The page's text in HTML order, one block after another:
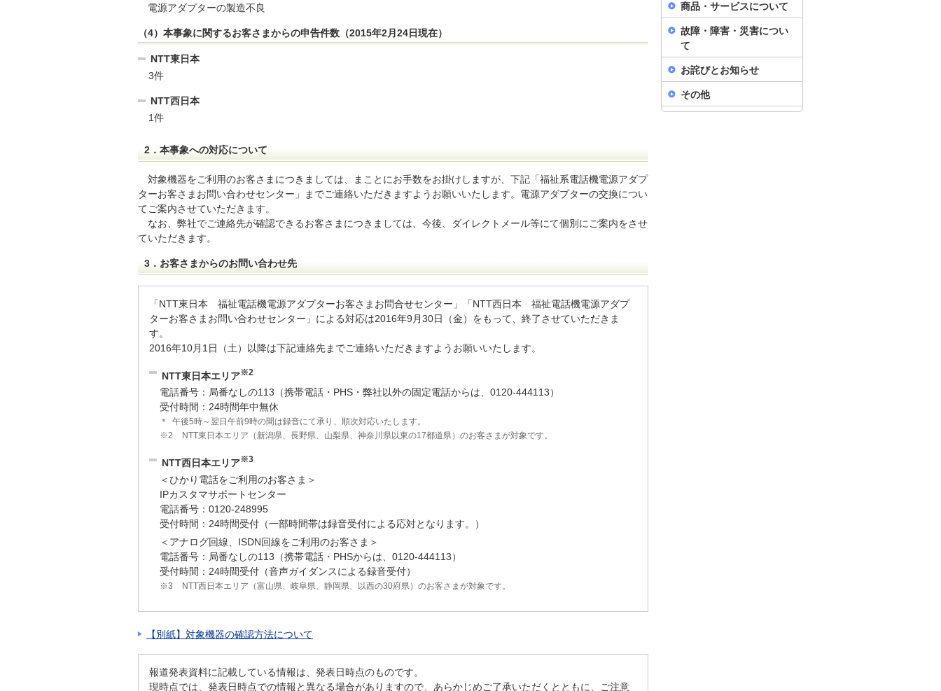
電源アダプターの製造不良
（4）本事象に関するお客さまからの申告件数（2015年2月24日現在）
NTT東日本
3件
NTT西日本
1件
2．本事象への対応について
対象機器をご利用のお客さまにつきましては、まことにお手数をお掛けしますが、下記「福祉系電話機電源アダプ
ターお客さまお問い合わせセンター」までご連絡いただきますようお願いいたします。電源アダプターの交換につい
てご案内させていただきます。
なお、弊社でご連絡先が確認できるお客さまにつきましては、今後、ダイレクトメール等にて個別にご案内をさせ
ていただきます。
3．お客さまからのお問い合わせ先
「NTT東日本 福祉電話機電源アダプターお客さまお問合せセンター」「NTT西日本 福祉電話機電源アダプ
ターお客さまお問い合わせセンター」による対応は2016年9月30日（金）をもって、終了させていただきま
す。
2016年10月1日（土）以降は下記連絡先までご連絡いただきますようお願いいたします。
NTT東日本エリア※2
電話番号：局番なしの113（携帯電話・PHS・弊社以外の固定電話からは、0120-444113）
受付時間：24時間年中無休
＊
午後5時～翌日午前9時の間は録音にて承り、順次対応いたします。
※2
NTT東日本エリア（新潟県、長野県、山梨県、神奈川県以東の17都道県）のお客さまが対象です。
NTT西日本エリア※3
＜ひかり電話をご利用のお客さま＞
IPカスタマサポートセンター
電話番号：0120-248995
受付時間：24時間受付（一部時間帯は録音受付による応対となります。）
＜アナログ回線、ISDN回線をご利用のお客さま＞
電話番号：局番なしの113（携帯電話・PHSからは、0120-444113）
受付時間：24時間受付（音声ガイダンスによる録音受付）
※3 NTT西日本エリア（富山県、岐阜県、静岡県、以西の30府県）のお客さまが対象です。
【別紙】対象機器の確認方法について
報道発表資料に記載している情報は、発表日時点のものです。
現時点では、発表日時点での情報と異なる場合がありますので、あらかじめご了承いただくとともに、ご注意
商品・サービスについて
故障・障害・災害につい
て
お詫びとお知らせ
その他